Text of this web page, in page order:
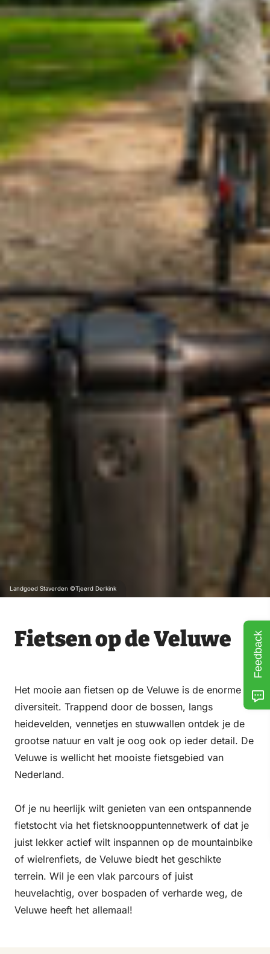
Landgoed Staverden ©Tjeerd Derkink
Fietsen op de Veluwe
Het mooie aan fietsen op de Veluwe is de enorme
diversiteit. Trappend door de bossen, langs
heidevelden, vennetjes en stuwwallen ontdek je de
grootse natuur en valt je oog ook op ieder detail. De
Veluwe is wellicht het mooiste fietsgebied van
Nederland.
Of je nu heerlijk wilt genieten van een ontspannende
fietstocht via het fietsknooppuntennetwerk of dat je
juist lekker actief wilt inspannen op de mountainbike
of wielrenfiets, de Veluwe biedt het geschikte
terrein. Wil je een vlak parcours of juist
heuvelachtig, over bospaden of verharde weg, de
Veluwe heeft het allemaal!
Feedback